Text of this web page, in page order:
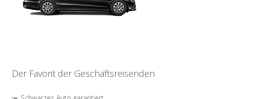
Der Favorit der Geschäftsreisenden